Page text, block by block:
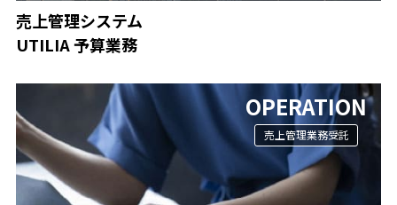
売上管理システム
UTILIA 予算業務
OPERATION
売上管理業務受託